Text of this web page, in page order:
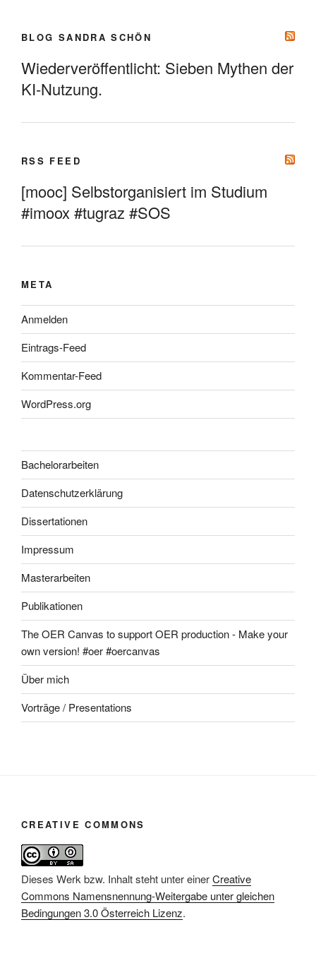
BLOG SANDRA SCHÖN
Wiederveröffentlicht: Sieben Mythen der
KI-Nutzung.
RSS FEED
[mooc] Selbstorganisiert im Studium
#imoox #tugraz #SOS
META
Anmelden
Eintrags-Feed
Kommentar-Feed
WordPress.org
Bachelorarbeiten
Datenschutzerklärung
Dissertationen
Impressum
Masterarbeiten
Publikationen
The OER Canvas to support OER production - Make your
own version! #oer #oercanvas
Über mich
Vorträge / Presentations
CREATIVE COMMONS
Dieses Werk bzw. Inhalt steht unter einerCreative
Commons Namensnennung-Weitergabe unter gleichen
Bedingungen 3.0 Österreich Lizenz.